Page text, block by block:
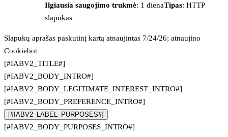
Ilgiausia saugojimo trukmė: 1 dienaTipas: HTTP
slapukas
Slapukų aprašas paskutinį kartą atnaujintas 7/24/26; atnaujino
Cookiebot
[#IABV2_TITLE#]
[#IABV2_BODY_INTRO#]
[#IABV2_BODY_LEGITIMATE_INTEREST_INTRO#]
[#IABV2_BODY_PREFERENCE_INTRO#]
[#IABV2_LABEL_PURPOSES#]
[#IABV2_BODY_PURPOSES_INTRO#]